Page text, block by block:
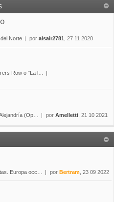
Norte por alsair2781 , 27 11 2020
Row o "La l…
(Op… por Amelletti , 21 10 2021
Europa occ… por Bertram , 23 09 2022